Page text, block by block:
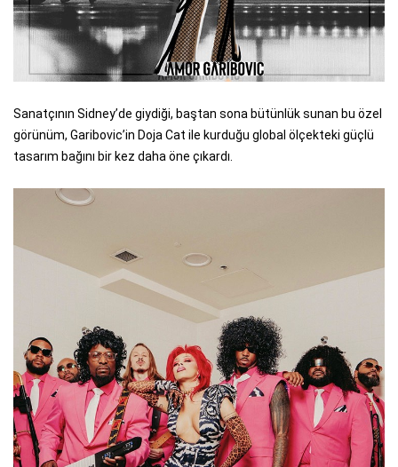
Sanatçının Sidney’de giydiği, baştan sona bütünlük sunan bu özel
görünüm, Garibovic’in Doja Cat ile kurduğu global ölçekteki güçlü
tasarım bağını bir kez daha öne çıkardı.